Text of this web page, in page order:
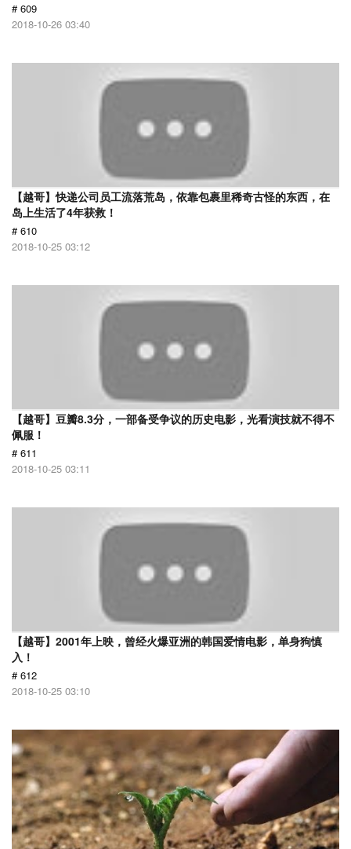
# 609
2018-10-26 03:40
【越哥】快递公司员工流落荒岛，依靠包裹里稀奇古怪的东西，在
岛上生活了4年获救！
# 610
2018-10-25 03:12
【越哥】豆瓣8.3分，一部备受争议的历史电影，光看演技就不得不
佩服！
# 611
2018-10-25 03:11
【越哥】2001年上映，曾经火爆亚洲的韩国爱情电影，单身狗慎
入！
# 612
2018-10-25 03:10